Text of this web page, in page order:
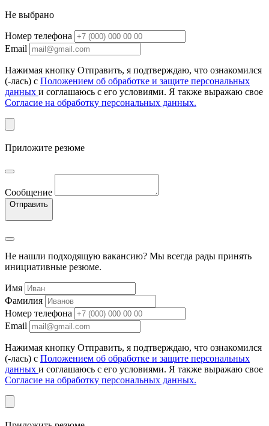
Не выбрано
Номер телефона
Email
Нажимая кнопку Отправить, я подтверждаю, что ознакомился
(-лась) с Положением об обработке и защите персональных
данных и соглашаюсь с его условиями. Я также выражаю свое
Согласие на обработку персональных данных.
Приложите резюме
Сообщение
Отправить
Не нашли подходящую вакансию? Мы всегда рады принять
инициативные резюме.
Имя
Фамилия
Номер телефона
Email
Нажимая кнопку Отправить, я подтверждаю, что ознакомился
(-лась) с Положением об обработке и защите персональных
данных и соглашаюсь с его условиями. Я также выражаю свое
Согласие на обработку персональных данных.